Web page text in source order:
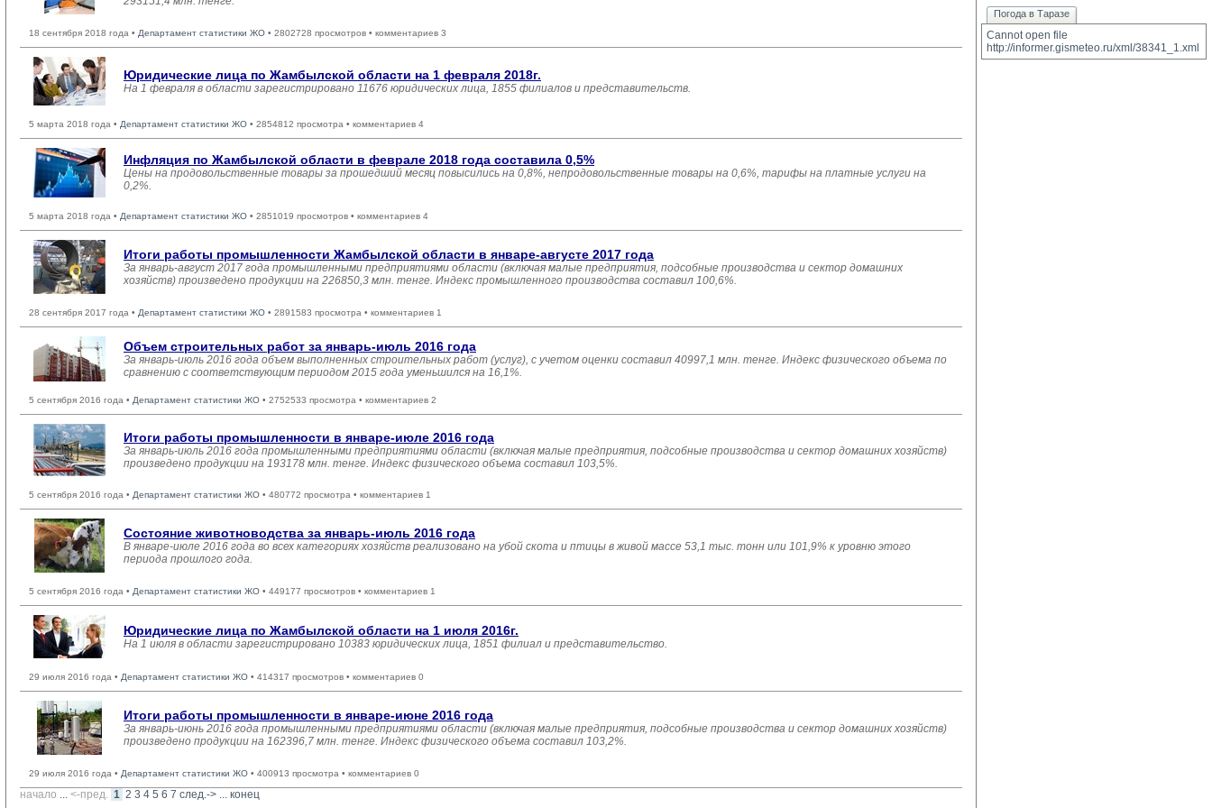
18 сентября 2018 года • Департамент статистики ЖО • 2802728 просмотров • комментариев 3
Юридические лица по Жамбылской области на 1 февраля 2018г.
На 1 февраля в области зарегистрировано 11676 юридических лица, 1855 филиалов и представительств.
5 марта 2018 года • Департамент статистики ЖО • 2854812 просмотра • комментариев 4
Инфляция по Жамбылской области в феврале 2018 года составила 0,5%
Цены на продовольственные товары за прошедший месяц повысились на 0,8%, непродовольственные товары на 0,6%, тарифы на платные услуги на
0,2%.
5 марта 2018 года • Департамент статистики ЖО • 2851019 просмотров • комментариев 4
Итоги работы промышленности Жамбылской области в январе-августе 2017 года
За январь-август 2017 года промышленными предприятиями области (включая малые предприятия, подсобные производства и сектор домашних
хозяйств) произведено продукции на 226850,3 млн. тенге. Индекс промышленного производства составил 100,6%.
28 сентября 2017 года • Департамент статистики ЖО • 2891583 просмотра • комментариев 1
Объем строительных работ за январь-июль 2016 года
За январь-июль 2016 года объем выполненных строительных работ (услуг), с учетом оценки составил 40997,1 млн. тенге. Индекс физического объема по
сравнению с соответствующим периодом 2015 года уменьшился на 16,1%.
5 сентября 2016 года • Департамент статистики ЖО • 2752533 просмотра • комментариев 2
Итоги работы промышленности в январе-июле 2016 года
За январь-июль 2016 года промышленными предприятиями области (включая малые предприятия, подсобные производства и сектор домашних хозяйств)
произведено продукции на 193178 млн. тенге. Индекс физического объема составил 103,5%.
5 сентября 2016 года • Департамент статистики ЖО • 480772 просмотра • комментариев 1
Состояние животноводства за январь-июль 2016 года
В январе-июле 2016 года во всех категориях хозяйств реализовано на убой скота и птицы в живой массе 53,1 тыс. тонн или 101,9% к уровню этого
периода прошлого года.
5 сентября 2016 года • Департамент статистики ЖО • 449177 просмотров • комментариев 1
Юридические лица по Жамбылской области на 1 июля 2016г.
На 1 июля в области зарегистрировано 10383 юридических лица, 1851 филиал и представительство.
29 июля 2016 года • Департамент статистики ЖО • 414317 просмотров • комментариев 0
Итоги работы промышленности в январе-июне 2016 года
За январь-июнь 2016 года промышленными предприятиями области (включая малые предприятия, подсобные производства и сектор домашних хозяйств)
произведено продукции на 162396,7 млн. тенге. Индекс физического объема составил 103,2%.
29 июля 2016 года • Департамент статистики ЖО • 400913 просмотра • комментариев 0
начало ... <-пред. 1 2 3 4 5 6 7 след.-> ... конец
Погода в Таразе
Cannot open file
http://informer.gismeteo.ru/xml/38341_1.xml